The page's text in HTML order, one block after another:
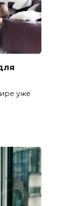
уже